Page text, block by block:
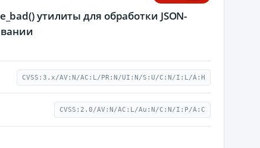
утилиты для обработки JSON-
CVSS:3.x/AV:N/AC:L/PR:N/UI:N/S:U/C:N/I:L/A:H
CVSS:2.0/AV:N/AC:L/Au:N/C:N/I:P/A:C